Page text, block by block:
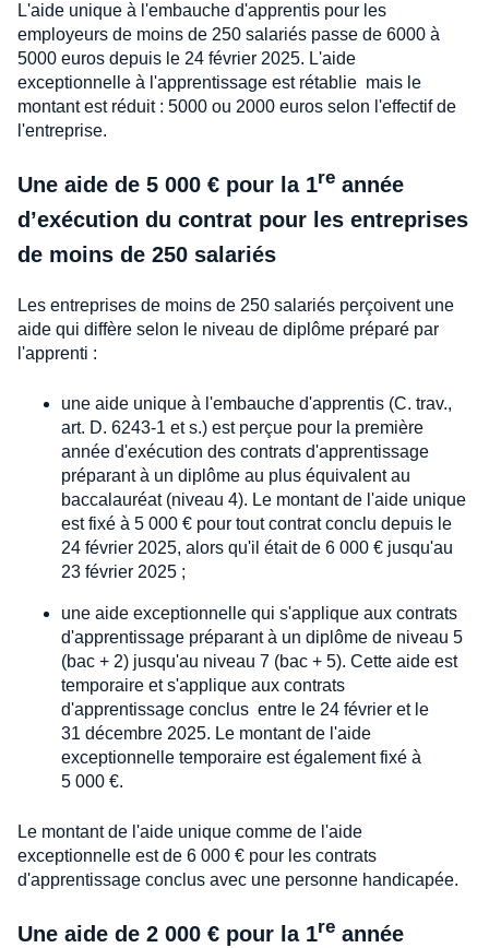
L'aide unique à l'embauche d'apprentis pour les
employeurs de moins de 250 salariés passe de 6000 à
5000 euros depuis le 24 février 2025. L'aide
exceptionnelle à l'apprentissage est rétablie mais le
montant est réduit : 5000 ou 2000 euros selon l'effectif de
l'entreprise.
Une aide de 5 000 € pour la 1re année
d’exécution du contrat pour les entreprises
de moins de 250 salariés
Les entreprises de moins de 250 salariés perçoivent une
aide qui diffère selon le niveau de diplôme préparé par
l'apprenti :
une aide unique à l'embauche d'apprentis (C. trav.,
art. D. 6243-1 et s.) est perçue pour la première
année d'exécution des contrats d'apprentissage
préparant à un diplôme au plus équivalent au
baccalauréat (niveau 4). Le montant de l'aide unique
est fixé à 5 000 € pour tout contrat conclu depuis le
24 février 2025, alors qu'il était de 6 000 € jusqu'au
23 février 2025 ;
une aide exceptionnelle qui s'applique aux contrats
d'apprentissage préparant à un diplôme de niveau 5
(bac + 2) jusqu'au niveau 7 (bac + 5). Cette aide est
temporaire et s'applique aux contrats
d'apprentissage conclus entre le 24 février et le
31 décembre 2025. Le montant de l'aide
exceptionnelle temporaire est également fixé à
5 000 €.
Le montant de l'aide unique comme de l'aide
exceptionnelle est de 6 000 € pour les contrats
d'apprentissage conclus avec une personne handicapée.
Une aide de 2 000 € pour la 1 re année